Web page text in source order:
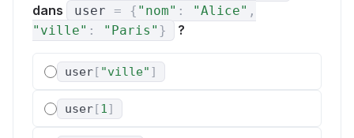
dans user = { "nom" : "Alice" ,
"ville" : "Paris" } ?
user [ "ville" ]
user [1]